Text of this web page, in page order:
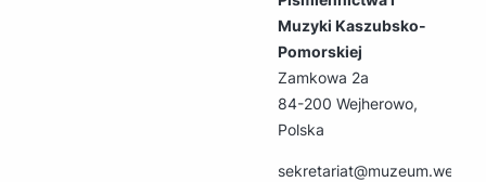
Muzyki Kaszubsko-
Pomorskiej
Zamkowa 2a
84-200 Wejherowo,
Polska